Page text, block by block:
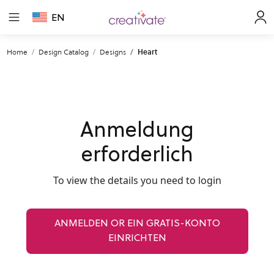
EN
Home Design Catalog Designs Heart
Anmeldung
erforderlich
To view the details you need to login
ANMELDEN OR EIN GRATIS-KONTO
EINRICHTEN